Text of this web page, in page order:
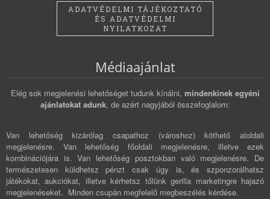
ADATVÉDELMI TÁJÉKOZTATÓ
ÉS ADATVÉDELMI
NYILATKOZAT
Médiaajánlat
Elég sok megjelenési lehetőséget tudunk kínálni, mindenkinek egyéni
ajánlatokat adunk, de azért nagyjából összefoglalom:
Van lehetőség kizárólag csapathoz (városhoz) köthető aloldali
megjelenésre. Van lehetőség főoldali megjelenésre, illetve ezek
kombinációjára is. Van lehetőség posztokban való megjelenésre. De
természetesen küldhetsz pénzt csak úgy is, és szponzorálhatsz
játékokat, aukciókat, illetve kérhetsz tőlünk gerilla marketingre hajazó
megjelenéseket. Minden csupán megfelelő megbeszélés kérdése.